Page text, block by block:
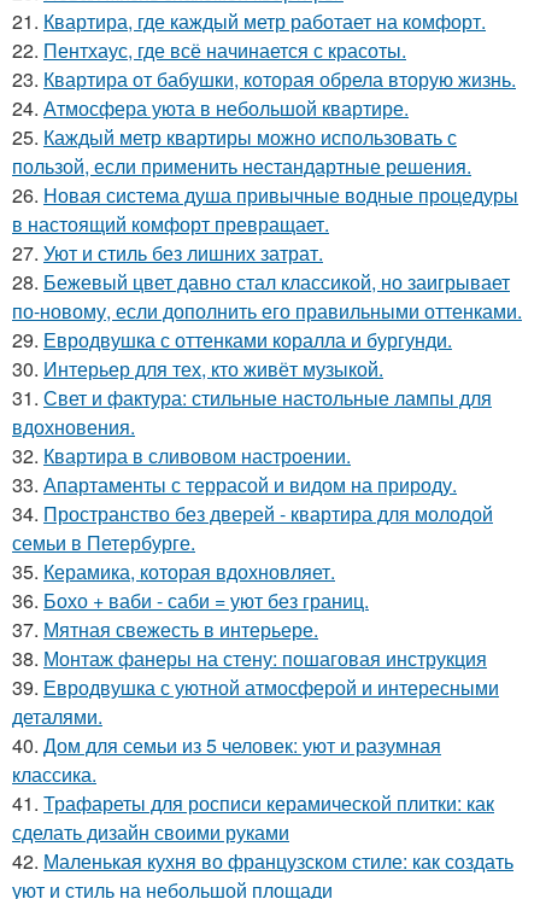
21. Квартира, где каждый метр работает на комфорт.
22. Пентхаус, где всё начинается с красоты.
23. Квартира от бабушки, которая обрела вторую жизнь.
24. Атмосфера уюта в небольшой квартире.
25. Каждый метр квартиры можно использовать с
пользой, если применить нестандартные решения.
26. Новая система душа привычные водные процедуры
в настоящий комфорт превращает.
27. Уют и стиль без лишних затрат.
28. Бежевый цвет давно стал классикой, но заигрывает
по-новому, если дополнить его правильными оттенками.
29. Евродвушка с оттенками коралла и бургунди.
30. Интерьер для тех, кто живёт музыкой.
31. Свет и фактура: стильные настольные лампы для
вдохновения.
32. Квартира в сливовом настроении.
33. Апартаменты с террасой и видом на природу.
34. Пространство без дверей - квартира для молодой
семьи в Петербурге.
35. Керамика, которая вдохновляет.
36. Бохо + ваби - саби = уют без границ.
37. Мятная свежесть в интерьере.
38. Монтаж фанеры на стену: пошаговая инструкция
39. Евродвушка с уютной атмосферой и интересными
деталями.
40. Дом для семьи из 5 человек: уют и разумная
классика.
41. Трафареты для росписи керамической плитки: как
сделать дизайн своими руками
42. Маленькая кухня во французском стиле: как создать
уют и стиль на небольшой площади